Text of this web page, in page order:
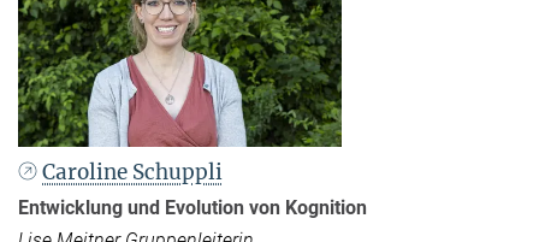
Caroline Schuppli
Entwicklung und Evolution von Kognition